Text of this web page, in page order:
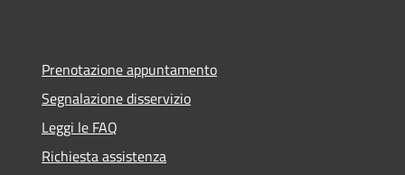
Prenotazione appuntamento
Segnalazione disservizio
Leggi le FAQ
Richiesta assistenza